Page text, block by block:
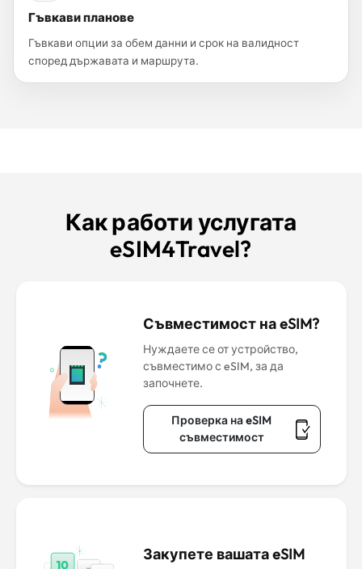
Гъвкави планове
Гъвкави опции за обем данни и срок на валидност
според държавата и маршрута.
Как работи услугата
eSIM4Travel?
Съвместимост на eSIM?
Нуждаете се от устройство,
съвместимо с eSIM, за да
започнете.
Проверка на eSIM
съвместимост
Закупете вашата eSIM